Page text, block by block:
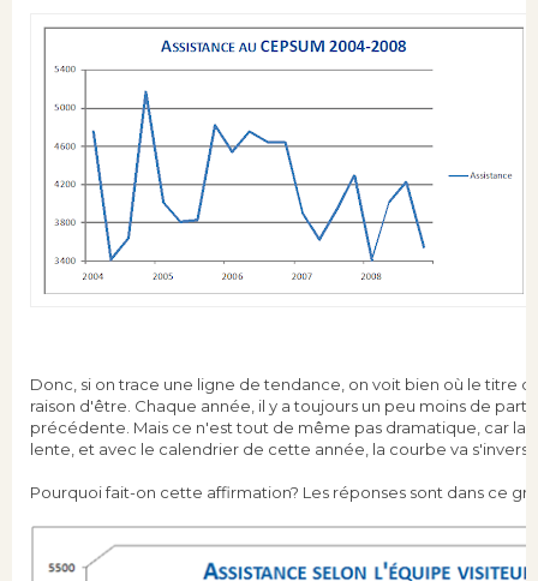
Donc, si on trace une ligne de tendance, on voit bien où le titre
raison d'être. Chaque année, il y a toujours un peu moins de
précédente. Mais ce n'est tout de même pas dramatique, car la
lente, et avec le calendrier de cette année, la courbe va
Pourquoi fait-on cette affirmation? Les réponses sont dans ce